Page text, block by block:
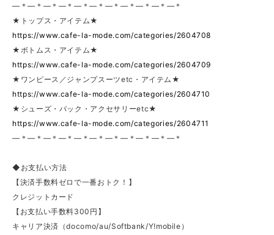
—＊—＊—＊—＊—＊—＊—＊—＊—＊—＊—＊
★トップス・アイテム★
https://www.cafe-la-mode.com/categories/2604708
★ボトムス・アイテム★
https://www.cafe-la-mode.com/categories/2604709
★ワンピース／ジャンプスーツetc・アイテム★
https://www.cafe-la-mode.com/categories/2604710
★シューズ・バック・アクセサリーetc★
https://www.cafe-la-mode.com/categories/2604711
—＊—＊—＊—＊—＊—＊—＊—＊—＊—＊—＊
◆お支払い方法
【決済手数料ゼロで一番おトク！】
クレジットカード
【お支払い手数料300円】
キャリア決済（docomo/au/Softbank/Y!mobile）